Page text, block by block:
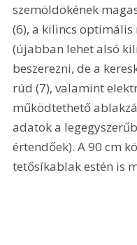
szemöldökének
(6), a kilincs optimális
(újabban lehet alsó
beszerezni, de a
rúd (7), valamint
működtethető
adatok a
értendőek). A 90 cm
tetősíkablak estén is